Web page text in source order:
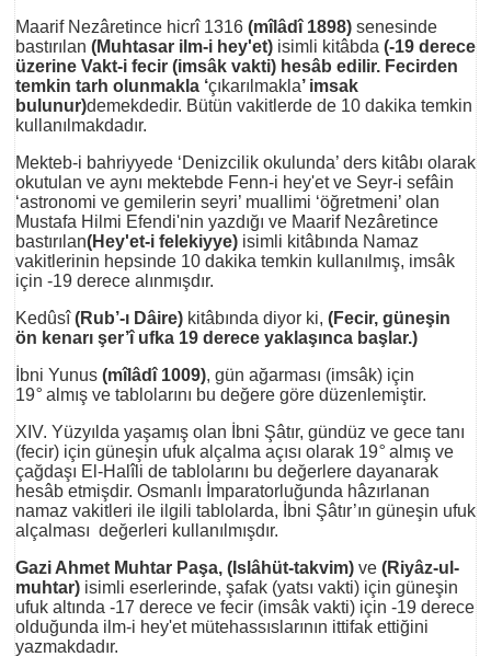
Maarif Nezâretince hicrî 1316 (mîlâdî 1898) senesinde
bastırılan (Muhtasar ilm-i hey'et) isimli kitâbda (-19 derece
üzerine Vakt-i fecir (imsâk vakti) hesâb edilir. Fecirden
temkin tarh olunmakla ‘çıkarılmakla’ imsak
bulunur)demekdedir. Bütün vakitlerde de 10 dakika temkin
kullanılmakdadır.
Mekteb-i bahriyyede ‘Denizcilik okulunda’ ders kitâbı olarak
okutulan ve aynı mektebde Fenn-i hey'et ve Seyr-i sefâin
‘astronomi ve gemilerin seyri’ muallimi ‘öğretmeni’ olan
Mustafa Hilmi Efendi'nin yazdığı ve Maarif Nezâretince
bastırılan(Hey'et-i felekiyye) isimli kitâbında Namaz
vakitlerinin hepsinde 10 dakika temkin kullanılmış, imsâk
için -19 derece alınmışdır.
Kedûsî(Rub’-ı Dâire) kitâbında diyor ki, (Fecir, güneşin
ön kenarı şer’î ufka 19 derece yaklaşınca başlar.)
İbni Yunus (mîlâdî 1009), gün ağarması (imsâk) için
19° almış ve tablolarını bu değere göre düzenlemiştir.
XIV. Yüzyılda yaşamış olan İbni Şâtır, gündüz ve gece tanı
(fecir) için güneşin ufuk alçalma açısı olarak 19° almış ve
çağdaşı El-Halîli de tablolarını bu değerlere dayanarak
hesâb etmişdir. Osmanlı İmparatorluğunda hâzırlanan
namaz vakitleri ile ilgili tablolarda, İbni Şâtır’ın güneşin ufuk
alçalması değerleri kullanılmışdır.
Gazi Ahmet Muhtar Paşa, (Islâhüt-takvim) ve (Riyâz-ul-
muhtar) isimli eserlerinde, şafak (yatsı vakti) için güneşin
ufuk altında -17 derece ve fecir (imsâk vakti) için -19 derece
olduğunda ilm-i hey'et mütehassıslarının ittifak ettiğini
yazmakdadır.